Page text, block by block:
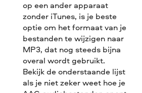
op een ander apparaat
zonder iTunes, is je beste
optie om het formaat van je
bestanden te wijzigen naar
MP3, dat nog steeds bijna
overal wordt gebruikt.
Bekijk de onderstaande lijst
als je niet zeker weet hoe je